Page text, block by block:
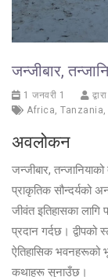
जन्जीबार,
1 जनवरी 1
Africa Tanzania
अवलोकन
जन्जीबार,
प्राकृतिक सौन्दर्यको
जीवंत इतिहासका
प्रदान गर्दछ।
ऐतिहासिक भवनहरूको
कथाहरू सुनाउँछ।